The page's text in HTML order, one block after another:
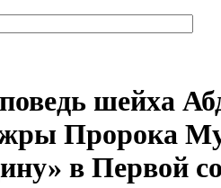
шейха
Пророка
в Первой